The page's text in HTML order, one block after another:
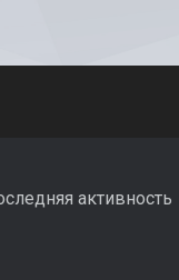
активность